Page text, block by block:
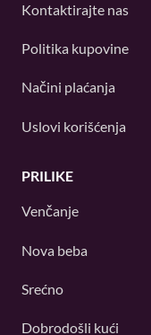
Kontaktirajte nas
Politika kupovine
Načini plaćanja
Uslovi korišćenja
PRILIKE
Venčanje
Nova beba
Srećno
Dobrodošli kući